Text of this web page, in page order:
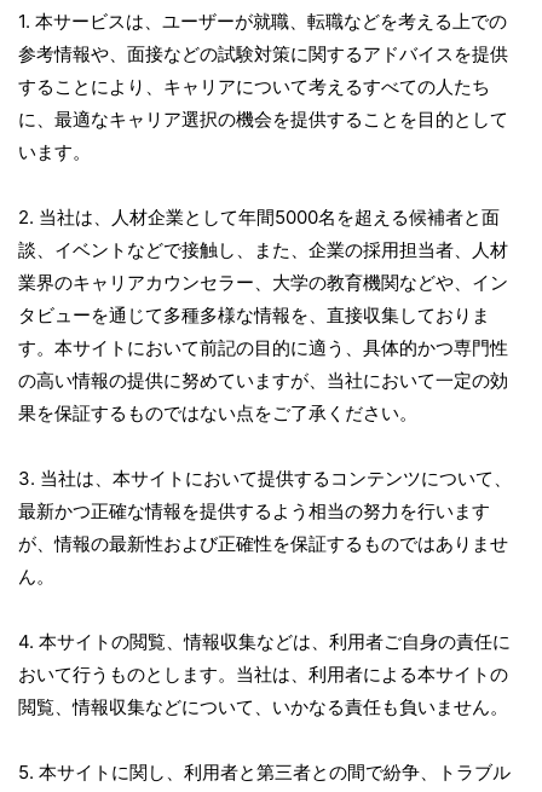
1. 本サービスは、ユーザーが就職、転職などを考える上での
参考情報や、面接などの試験対策に関するアドバイスを提供
することにより、キャリアについて考えるすべての人たち
に、最適なキャリア選択の機会を提供することを目的として
います。
2. 当社は、人材企業として年間5000名を超える候補者と面
談、イベントなどで接触し、また、企業の採用担当者、人材
業界のキャリアカウンセラー、大学の教育機関などや、イン
タビューを通じて多種多様な情報を、直接収集しておりま
す。本サイトにおいて前記の目的に適う、具体的かつ専門性
の高い情報の提供に努めていますが、当社において一定の効
果を保証するものではない点をご了承ください。
3. 当社は、本サイトにおいて提供するコンテンツについて、
最新かつ正確な情報を提供するよう相当の努力を行います
が、情報の最新性および正確性を保証するものではありませ
ん。
4. 本サイトの閲覧、情報収集などは、利用者ご自身の責任に
おいて行うものとします。当社は、利用者による本サイトの
閲覧、情報収集などについて、いかなる責任も負いません。
5. 本サイトに関し、利用者と第三者との間で紛争、トラブル